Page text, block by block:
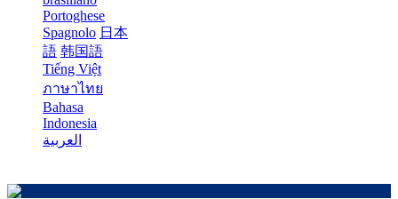
Portoghese
Spagnolo 日本
語 韩国語
Tiếng Việt
ภาษาไทย
Bahasa
Indonesia
العربية